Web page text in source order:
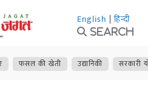
English | हिन्दी
Search
फसल की खेती उद्यानिकी सरकारी